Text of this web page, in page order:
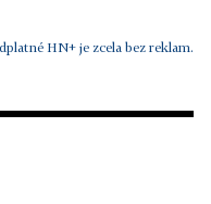
HN+ je zcela bez reklam.